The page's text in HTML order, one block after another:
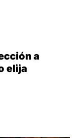
a
elija